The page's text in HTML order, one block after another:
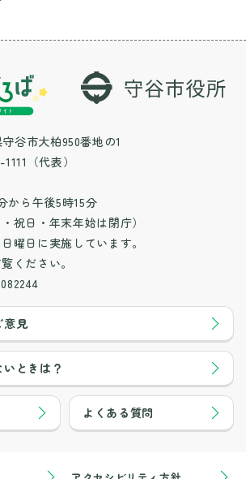
谷市大柏950番地の1
（代表）
ら午後5時15分
祝日・年末年始は閉庁）
曜日に実施しています。
ください。
意見
ときは？
よくある質問